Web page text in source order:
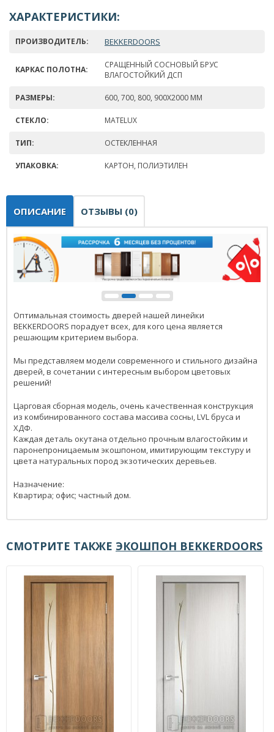
ХАРАКТЕРИСТИКИ:
ПРОИЗВОДИТЕЛЬ: BEKKERDOORS
КАРКАС ПОЛОТНА:
СРАЩЕННЫЙ СОСНОВЫЙ БРУС
ВЛАГОСТОЙКИЙ ДСП
РАЗМЕРЫ: 600, 700, 800, 900Х2000 ММ
СТЕКЛО: MATELUX
ТИП: ОСТЕКЛЕННАЯ
УПАКОВКА: КАРТОН, ПОЛИЭТИЛЕН
ОПИСАНИЕ ОТЗЫВЫ (0)
Оптимальная стоимость дверей нашей линейки
BEKKERDOORS порадует всех, для кого цена является
решающим критерием выбора.
Мы представляем модели современного и стильного дизайна
дверей, в сочетании с интересным выбором цветовых
решений!
Царговая сборная модель, очень качественная конструкция
из комбинированного состава массива сосны, LVL бруса и
ХДФ.
Каждая деталь окутана отдельно прочным влагостойким и
паронепроницаемым экошпоном, имитирующим текстуру и
цвета натуральных пород экзотических деревьев.
Назначение:
Квартира; офис; частный дом.
СМОТРИТЕ ТАКЖЕ ЭКОШПОН BEKKERDOORS